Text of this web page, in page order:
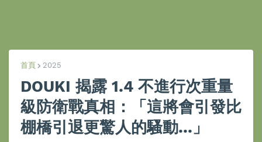
首頁 2025
DOUKI 揭露 1.4 不進行次重量
級防衛戰真相：「這將會引發比
棚橋引退更驚人的騷動...」